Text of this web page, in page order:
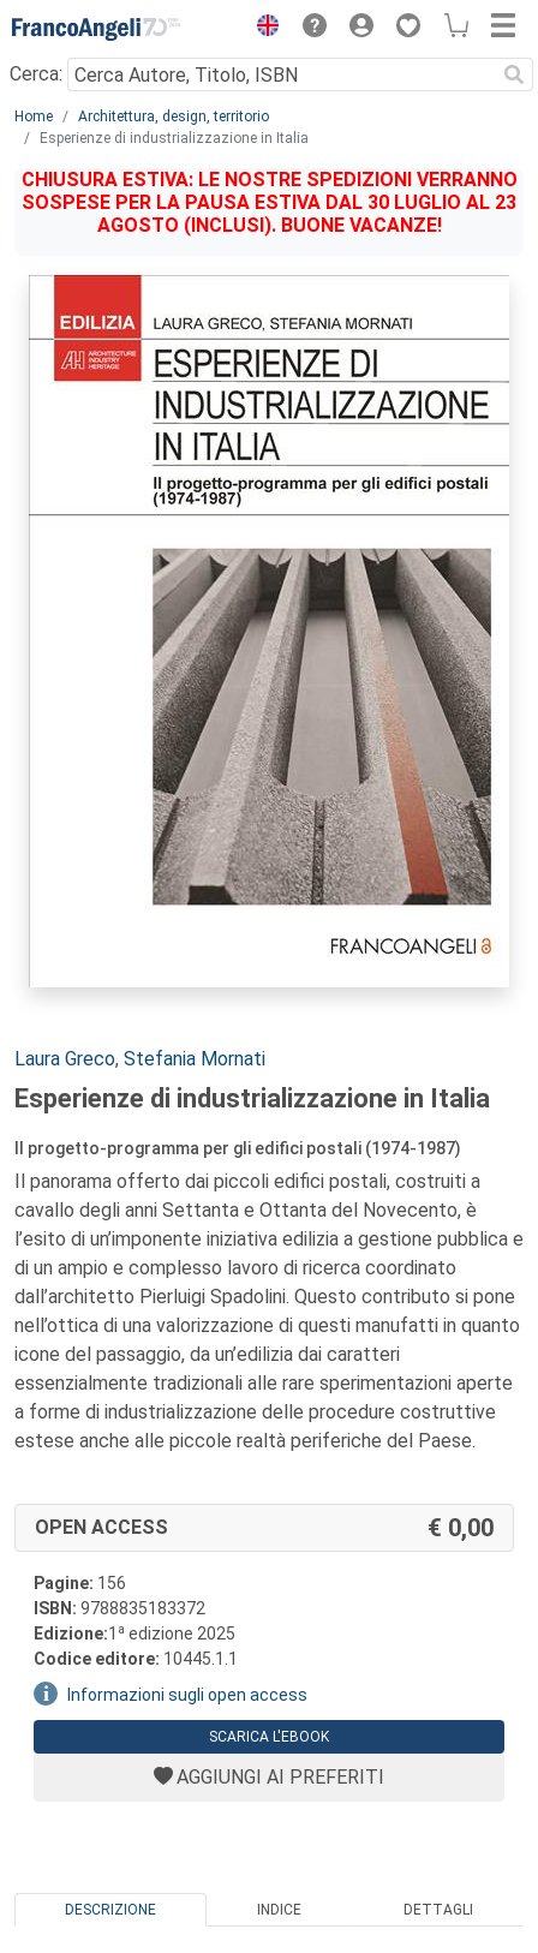
Menu
Cerca:
Main content
Home
Architettura, design, territorio
Esperienze di industrializzazione in Italia
CHIUSURA ESTIVA: LE NOSTRE SPEDIZIONI VERRANNO
SOSPESE PER LA PAUSA ESTIVA DAL 30 LUGLIO AL 23
AGOSTO (INCLUSI). BUONE VACANZE!
Autori:
Laura Greco, Stefania Mornati
Esperienze di industrializzazione in Italia
Il progetto-programma per gli edifici postali (1974-1987)
Il panorama offerto dai piccoli edifici postali, costruiti a
cavallo degli anni Settanta e Ottanta del Novecento, è
l’esito di un’imponente iniziativa edilizia a gestione pubblica e
di un ampio e complesso lavoro di ricerca coordinato
dall’architetto Pierluigi Spadolini. Questo contributo si pone
nell’ottica di una valorizzazione di questi manufatti in quanto
icone del passaggio, da un’edilizia dai caratteri
essenzialmente tradizionali alle rare sperimentazioni aperte
a forme di industrializzazione delle procedure costruttive
estese anche alle piccole realtà periferiche del Paese.
OPEN ACCESS 0,00
Pagine: 156
ISBN: 9788835183372
Edizione:1 a edizione 2025
Codice editore: 10445.1.1
Informazioni sugli open access
SCARICA L'EBOOK
AGGIUNGI AI PREFERITI
DESCRIZIONE INDICE DETTAGLI